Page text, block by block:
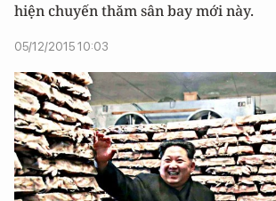
hiện chuyến thăm sân bay mới này.
05/12/2015 10:03